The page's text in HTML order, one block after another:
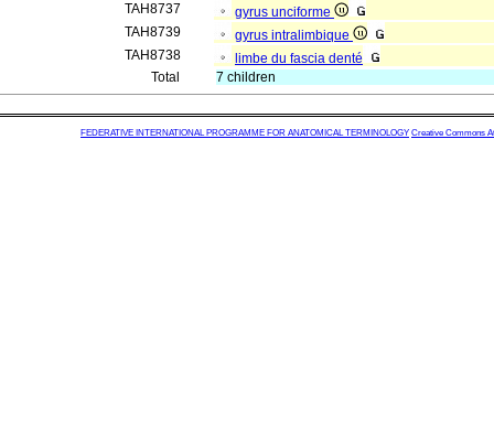
TAH8737
gyrus unciforme
TAH8739
gyrus intralimbique
TAH8738
limbe du fascia denté
Total
7 children
FEDERATIVE INTERNATIONAL PROGRAMME FOR ANATOMICAL TERMINOLOGY Creative Commons